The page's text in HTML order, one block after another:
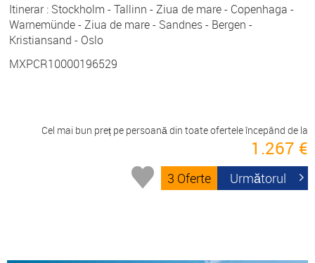
Itinerar : Stockholm - Tallinn - Ziua de mare - Copenhaga -
Warnemünde - Ziua de mare - Sandnes - Bergen -
Kristiansand - Oslo
MXPCR10000196529
Cel mai bun preț pe persoană din toate ofertele începând de la
1.267 €
3 Oferte Următorul